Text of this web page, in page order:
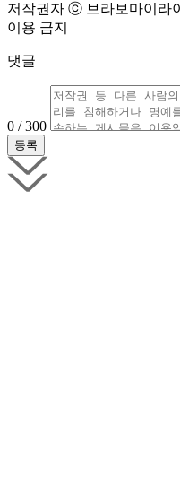
저작권자 ⓒ 브라보마이라
이용 금지
댓글
0 / 300